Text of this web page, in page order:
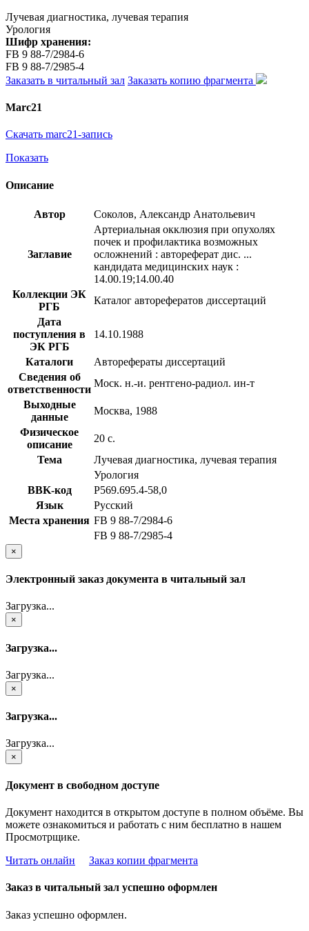
Лучевая диагностика, лучевая терапия
Урология
Шифр хранения:
FB 9 88-7/2984-6
FB 9 88-7/2985-4
Заказать в читальный зал Заказать копию фрагмента
Marc21
Скачать marc21-запись
Показать
Описание
Автор Соколов, Александр Анатольевич
Заглавие
Артериальная окклюзия при опухолях
почек и профилактика возможных
осложнений : автореферат дис. ...
кандидата медицинских наук :
14.00.19;14.00.40
Коллекции ЭК
РГБ
Каталог авторефератов диссертаций
Дата
поступления в
ЭК РГБ
14.10.1988
Каталоги
Авторефераты диссертаций
Сведения об
ответственности
Моск. н.-и. рентгено-радиол. ин-т
Выходные
данные
Москва, 1988
Физическое
описание
20 с.
Тема
Лучевая диагностика, лучевая терапия
Урология
BBK-код
Р569.695.4-58,0
Язык
Русский
Места хранения FB 9 88-7/2984-6
FB 9 88-7/2985-4
×
Электронный заказ документа в читальный зал
Загрузка...
×
Загрузка...
Загрузка...
×
Загрузка...
Загрузка...
×
Документ в свободном доступе
Документ находится в открытом доступе в полном объёме. Вы
можете ознакомиться и работать с ним бесплатно в нашем
Просмотрщике.
Читать онлайн
Заказ копии фрагмента
Заказ в читальный зал успешно оформлен
Заказ успешно оформлен.